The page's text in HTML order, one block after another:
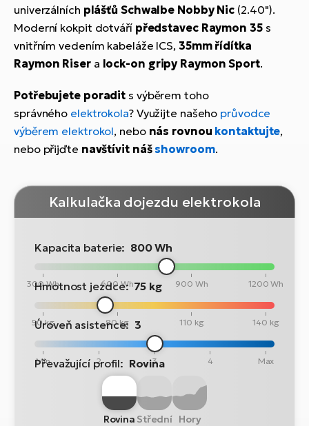
univerzálních plášťů Schwalbe Nobby Nic (2.40").
Moderní kokpit dotváří představec Raymon 35s
vnitřním vedením kabeláže ICS, 35mm řídítka
Raymon Risera lock-on gripy Raymon Sport.
Potřebujete poradit s výběrem toho
správného elektrokola? Využijte našeho průvodce
výběrem elektrokol, nebo nás rovnou kontaktujte,
nebo přijďte navštívit nášshowroom.
Kalkulačka dojezdu elektrokola
Kapacita baterie: 800 Wh
300 Wh 600 Wh 900 Wh 1200 Wh
Hmotnost jezdce: 75 kg
50 kg 80 kg 110 kg 140 kg
Úroveň asistence: 3
Min 2 3 4 Max
Převažující profil: Rovina
Rovina Střední Hory